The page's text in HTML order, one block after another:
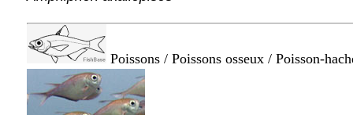
Poissons / Poissons osseux / Poisson-